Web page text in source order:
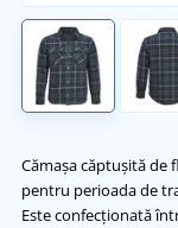
Cămașa căptușită de
pentru perioada de
Este confecționată